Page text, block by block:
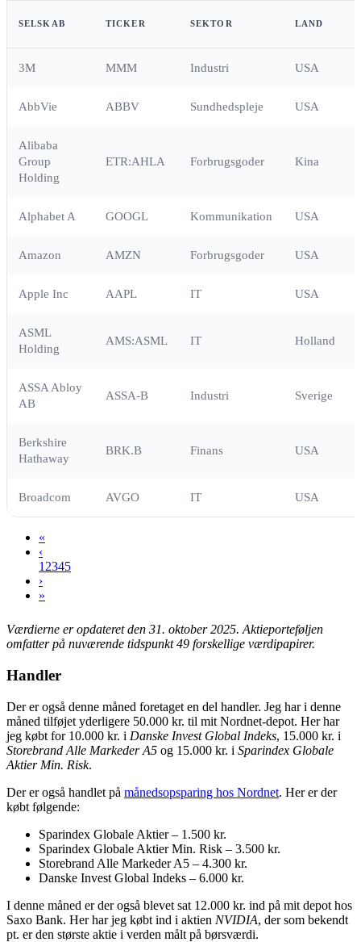
SELSKAB TICKER SEKTOR LAND
3M MMM Industri USA
AbbVie ABBV Sundhedspleje USA
Alibaba
Group
Holding
ETR:AHLA Forbrugsgoder Kina
Alphabet A GOOGL Kommunikation USA
Amazon AMZN Forbrugsgoder USA
Apple Inc AAPL IT USA
ASML
Holding
AMS:ASML IT Holland
ASSA Abloy
AB
ASSA-B Industri Sverige
Berkshire
Hathaway
BRK.B Finans USA
Broadcom AVGO IT USA
«
‹
1 2345
›
»
Værdierne er opdateret den 31. oktober 2025. Aktieporteføljen
omfatter på nuværende tidspunkt 49 forskellige værdipapirer.
Handler
Der er også denne måned foretaget en del handler. Jeg har i denne
måned tilføjet yderligere 50.000 kr. til mit Nordnet-depot. Her har
jeg købt for 10.000 kr. i Danske Invest Global Indeks, 15.000 kr. i
Storebrand Alle Markeder A5 og 15.000 kr. i Sparindex Globale
Aktier Min. Risk.
Der er også handlet på månedsopsparing hos Nordnet. Her er der
købt følgende:
Sparindex Globale Aktier – 1.500 kr.
Sparindex Globale Aktier Min. Risk – 3.500 kr.
Storebrand Alle Markeder A5 – 4.300 kr.
Danske Invest Global Indeks – 6.000 kr.
I denne måned er der også blevet sat 12.000 kr. ind på mit depot hos
Saxo Bank. Her har jeg købt ind i aktien NVIDIA, der som bekendt
pt. er den største aktie i verden målt på børsværdi.